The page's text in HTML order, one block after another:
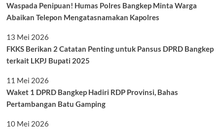
Waspada Penipuan! Humas Polres Bangkep Minta Warga
Abaikan Telepon Mengatasnamakan Kapolres
13 Mei 2026
FKKS Berikan 2 Catatan Penting untuk Pansus DPRD Bangkep
terkait LKPJ Bupati 2025
11 Mei 2026
Waket 1 DPRD Bangkep Hadiri RDP Provinsi, Bahas
Pertambangan Batu Gamping
10 Mei 2026